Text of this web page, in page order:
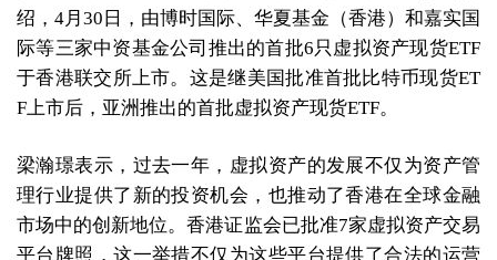
绍，4月30日，由博时国际、华夏基金（香港）和嘉实国
际等三家中资基金公司推出的首批6只虚拟资产现货ETF
于香港联交所上市。这是继美国批准首批比特币现货ET
F上市后，亚洲推出的首批虚拟资产现货ETF。
梁瀚璟表示，过去一年，虚拟资产的发展不仅为资产管
理行业提供了新的投资机会，也推动了香港在全球金融
市场中的创新地位。香港证监会已批准7家虚拟资产交易
平台牌照，这一举措不仅为这些平台提供了合法的运营